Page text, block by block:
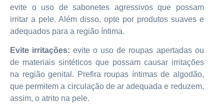
evite o uso de sabonetes agressivos que possam
irritar a pele. Além disso, opte por produtos suaves e
adequados para a região íntima.
Evite irritações: evite o uso de roupas apertadas ou
de materiais sintéticos que possam causar irritações
na região genital. Prefira roupas íntimas de algodão,
que permitem a circulação de ar adequada e reduzem,
assim, o atrito na pele.